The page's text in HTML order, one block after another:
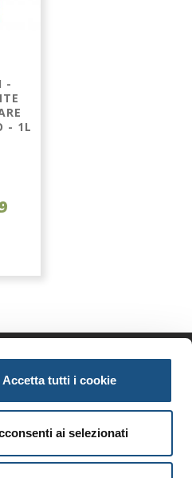
Accetta tutti i cookie
ai selezionati
-
- 1L
Informazioni
generali